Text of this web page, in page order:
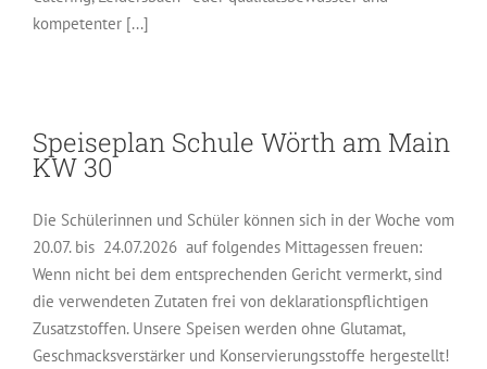
kompetenter [...]
Speiseplan Schule Wörth am Main
KW 30
Die Schülerinnen und Schüler können sich in der Woche vom
20.07. bis 24.07.2026 auf folgendes Mittagessen freuen:
Wenn nicht bei dem entsprechenden Gericht vermerkt, sind
die verwendeten Zutaten frei von deklarationspflichtigen
Zusatzstoffen. Unsere Speisen werden ohne Glutamat,
Geschmacksverstärker und Konservierungsstoffe hergestellt!